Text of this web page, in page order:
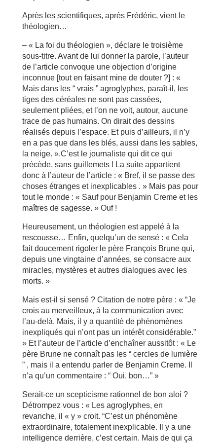
Après les scientifiques, après Frédéric, vient le
théologien…
– « La foi du théologien », déclare le troisième
sous-titre. Avant de lui donner la parole, l’auteur
de l’article convoque une objection d’origine
inconnue [tout en faisant mine de douter ?] : «
Mais dans les “ vrais ” agroglyphes, paraît-il, les
tiges des céréales ne sont pas cassées,
seulement pliées, et l’on ne voit, autour, aucune
trace de pas humains. On dirait des dessins
réalisés depuis l’espace. Et puis d’ailleurs, il n’y
en a pas que dans les blés, aussi dans les sables,
la neige. ».C’est le journaliste qui dit ce qui
précède, sans guillemets ! La suite appartient
donc à l’auteur de l’article : « Bref, il se passe des
choses étranges et inexplicables . » Mais pas pour
tout le monde : « Sauf pour Benjamin Creme et les
maîtres de sagesse. » Ouf !
Heureusement, un théologien est appelé à la
rescousse… Enfin, quelqu’un de sensé : « Cela
fait doucement rigoler le père François Brune qui,
depuis une vingtaine d’années, se consacre aux
miracles, mystères et autres dialogues avec les
morts. »
Mais est-il si sensé ? Citation de notre père : « “Je
crois au merveilleux, à la communication avec
l’au-delà. Mais, il y a quantité de phénomènes
inexpliqués qui n’ont pas un intérêt considérable.”
» Et l’auteur de l’article d’enchaîner aussitôt : « Le
père Brune ne connaît pas les “ cercles de lumière
” , mais il a entendu parler de Benjamin Creme. Il
n’a qu’un commentaire : “ Oui, bon…” »
Serait-ce un scepticisme rationnel de bon aloi ?
Détrompez vous : « Les agroglyphes, en
revanche, il « y » croit. “C’est un phénomène
extraordinaire, totalement inexplicable. Il y a une
intelligence derrière, c’est certain. Mais de qui ça